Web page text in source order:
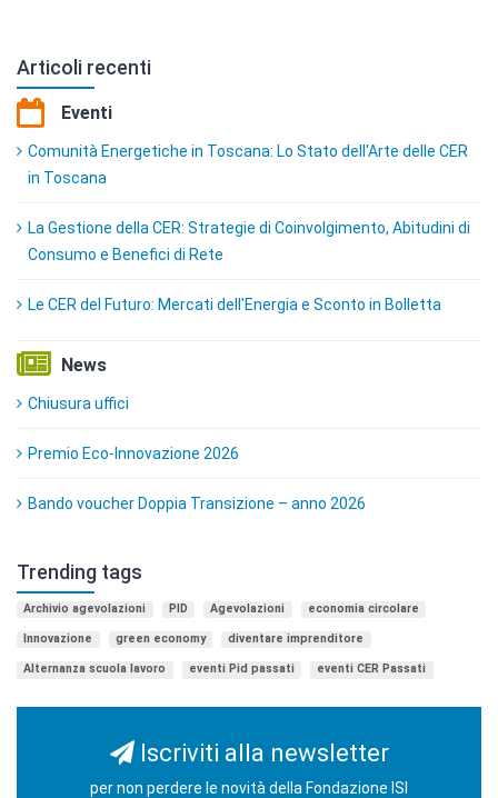
Articoli recenti
Eventi
Comunità Energetiche in Toscana: Lo Stato dell'Arte delle CER
in Toscana
La Gestione della CER: Strategie di Coinvolgimento, Abitudini di
Consumo e Benefici di Rete
Le CER del Futuro: Mercati dell'Energia e Sconto in Bolletta
News
Chiusura uffici
Premio Eco-Innovazione 2026
Bando voucher Doppia Transizione – anno 2026
Trending tags
Archivio agevolazioni PID Agevolazioni economia circolare
Innovazione green economy diventare imprenditore
Alternanza scuola lavoro eventi Pid passati eventi CER Passati
Iscriviti alla newsletter
per non perdere le novità della Fondazione ISI